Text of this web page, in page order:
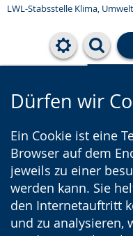
LWL-Stabsstelle Klima,
Dürfen wir
Ein Cookie ist eine
Browser auf dem
jeweils zu einer
werden kann. Sie
den Internetauftritt
und zu analysieren,